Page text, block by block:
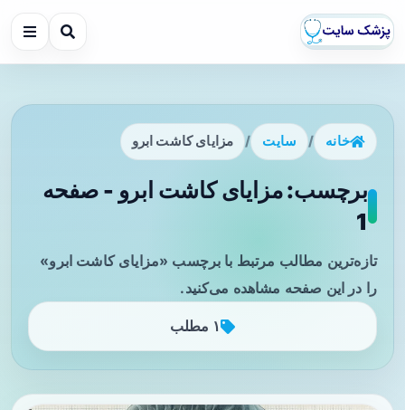
خانه / سایت / مزایای کاشت ابرو
برچسب: مزایای کاشت ابرو - صفحه
1
تازه‌ترین مطالب مرتبط با برچسب «مزایای کاشت ابرو»
را در این صفحه مشاهده می‌کنید.
۱ مطلب